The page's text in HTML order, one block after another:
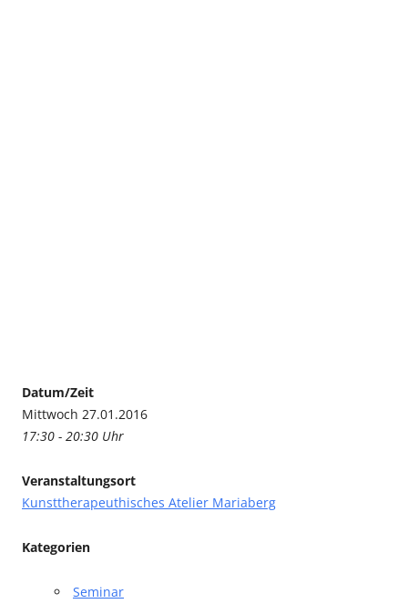
Datum/Zeit
Mittwoch 27.01.2016
17:30 - 20:30 Uhr
Veranstaltungsort
Kunsttherapeuthisches Atelier Mariaberg
Kategorien
Seminar